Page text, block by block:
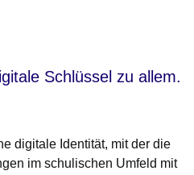
Schlüssel zu allem.
digitale Identität, mit der die
im schulischen Umfeld mit